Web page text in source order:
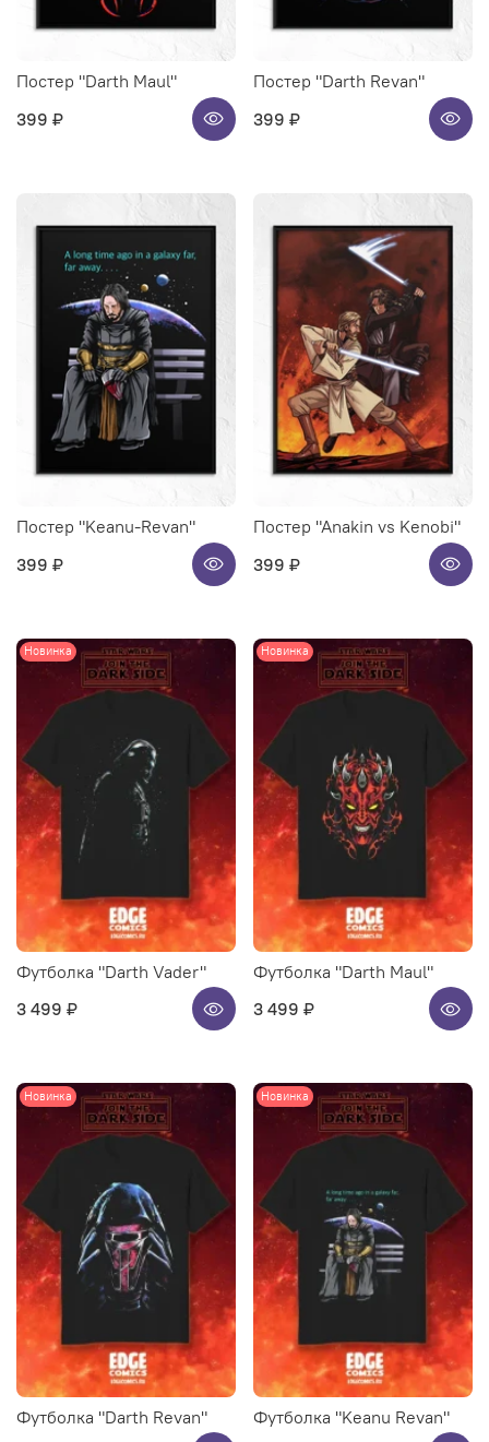
Постер "Darth Maul"
399 ₽
Постер "Darth Revan"
399 ₽
Постер "Keanu-Revan"
399 ₽
Постер "Anakin vs Kenobi"
399 ₽
Новинка
Футболка "Darth Vader"
3 499 ₽
Новинка
Футболка "Darth Maul"
3 499 ₽
Новинка
Футболка "Darth Revan"
Новинка
Футболка "Keanu Revan"